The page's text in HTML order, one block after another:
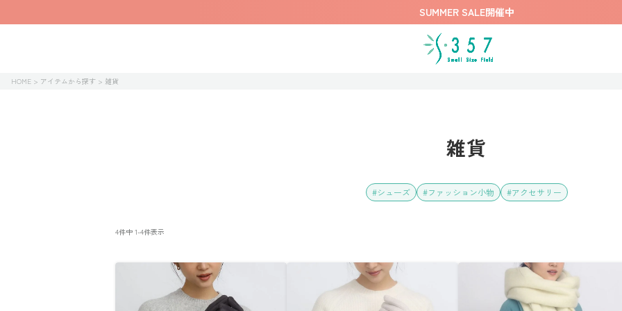
SUMMER SALE開催中
HOME アイテムから探す 雑貨
雑貨
シューズ ファッション小物 アクセサリー
4件中 1-4件表示